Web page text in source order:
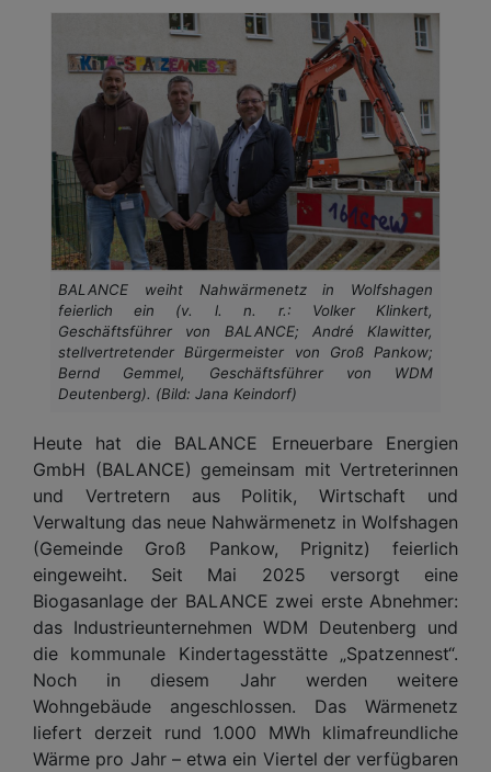
BALANCE weiht Nahwärmenetz in Wolfshagen
feierlich ein (v. l. n. r.: Volker Klinkert,
Geschäftsführer von BALANCE; André Klawitter,
stellvertretender Bürgermeister von Groß Pankow;
Bernd Gemmel, Geschäftsführer von WDM
Deutenberg). (Bild: Jana Keindorf)
Heute hat die BALANCE Erneuerbare Energien
GmbH (BALANCE) gemeinsam mit Vertreterinnen
und Vertretern aus Politik, Wirtschaft und
Verwaltung das neue Nahwärmenetz in Wolfshagen
(Gemeinde Groß Pankow, Prignitz) feierlich
eingeweiht. Seit Mai 2025 versorgt eine
Biogasanlage der BALANCE zwei erste Abnehmer:
das Industrieunternehmen WDM Deutenberg und
die kommunale Kindertagesstätte „Spatzennest“.
Noch in diesem Jahr werden weitere
Wohngebäude angeschlossen. Das Wärmenetz
liefert derzeit rund 1.000 MWh klimafreundliche
Wärme pro Jahr – etwa ein Viertel der verfügbaren